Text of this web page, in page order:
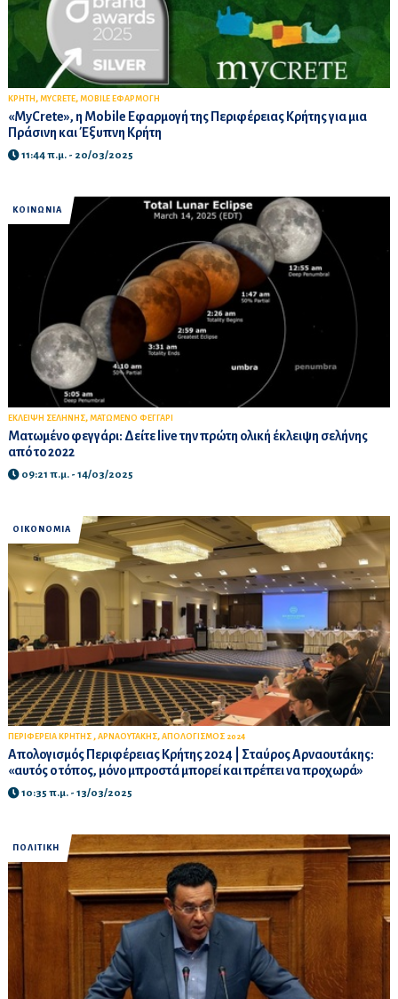
ΚΡΗΤΗ , MYCRETE, MOBILE ΕΦΑΡΜΟΓΗ
«MyCrete», η Mobile Εφαρμογή της Περιφέρειας Κρήτης για μια
Πράσινη και Έξυπνη Κρήτη
11:44 π.μ. - 20/03/2025
ΚΟΙΝΩΝΙΑ
ΕΚΛΕΙΨΗ ΣΕΛΗΝΗΣ, ΜΑΤΩΜΕΝΟ ΦΕΓΓΑΡΙ
Ματωμένο φεγγάρι: Δείτε live την πρώτη ολική έκλειψη σελήνης
από το 2022
09:21 π.μ. - 14/03/2025
ΟΙΚΟΝΟΜΙΑ
ΠΕΡΙΦΕΡΕΙΑ ΚΡΗΤΗΣ , ΑΡΝΑΟΥΤΑΚΗΣ, ΑΠΟΛΟΓΙΣΜΟΣ 2024
Απολογισμός Περιφέρειας Κρήτης 2024 | Σταύρος Αρναουτάκης:
«αυτός ο τόπος, μόνο μπροστά μπορεί και πρέπει να προχωρά»
10:35 π.μ. - 13/03/2025
ΠΟΛΙΤΙΚΗ